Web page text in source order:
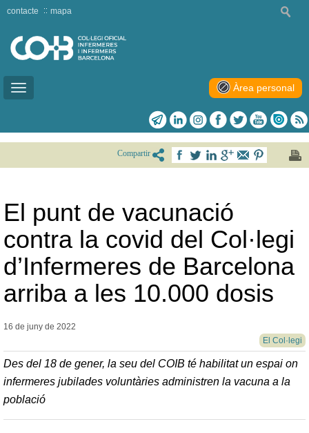
Toggle
contacte mapa
Àrea personal
Compartir
El punt de vacunació
contra la covid del Col·legi
d’Infermeres de Barcelona
arriba a les 10.000 dosis
16 de juny de 2022
El Col·legi
Des del 18 de gener, la seu del COIB té habilitat un espai on
infermeres jubilades voluntàries administren la vacuna a la
població